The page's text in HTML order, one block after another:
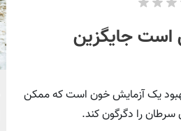
جایگزین
یک آزمایش خون است که ممکن
را دگرگون کند.
دیگر ایران به ما
کند فلج می شویم